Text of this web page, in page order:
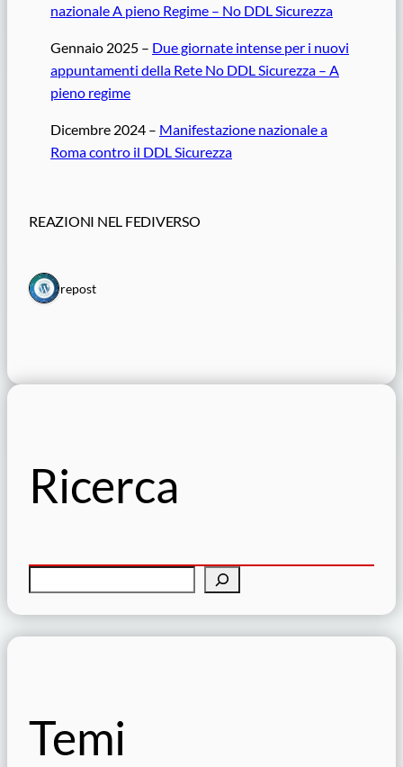
nazionale A pieno Regime – No DDL Sicurezza
Gennaio 2025 – Due giornate intense per i nuovi
appuntamenti della Rete No DDL Sicurezza – A
pieno regime
Dicembre 2024 – Manifestazione nazionale a
Roma contro il DDL Sicurezza
REAZIONI NEL FEDIVERSO
1 repost
Ricerca
e
Temi